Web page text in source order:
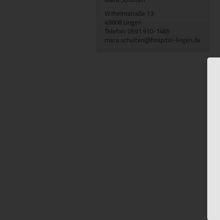
Wilhelmstraße 13
49808 Lingen
Telefon: 0591 910-1465
mara.schulten@hospital-lingen.de